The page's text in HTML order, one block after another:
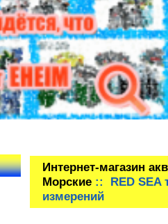
Интернет-магазин
Морские:: RED SEA
измерений